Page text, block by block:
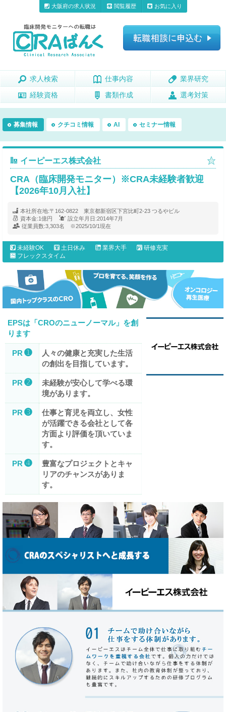
大阪府の求人状況 閲覧履歴 お気に入り
求人検索
求人検索 仕事内容
仕事内容 業界研究
業界研究
経験資格
経験資格 書類作成
書類作成 選考対策
選考対策
募集情報 クチコミ情報 AI セミナー情報
イーピーエス株式会社
CRA（臨床開発モニター）※CRA未経験者歓迎
【2026年10月入社】
本社所在地:〒162-0822 東京都新宿区下宮比町2-23 つるやビル
資本金:1億円 設立年月日:2014年7月
従業員数:3,303名 ※2025/10/1現在
未経験OK 土日休み 業界大手
研修充実
フレックスタイム
EPSは「CROのニューノーマル」を創
ります
PR➊
人々の健康と充実した生活
の創出を目指しています。
PR➋
未経験が安心して学べる環
境があります。
PR➌
仕事と育児を両立し、女性
が活躍できる会社として各
方面より評価を頂いていま
す。
PR➍
豊富なプロジェクトとキャ
リアのチャンスがありま
す。